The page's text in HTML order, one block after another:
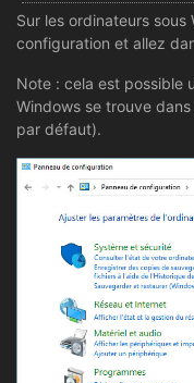
Sur les ordinateurs
configuration et allez
Note : cela est possible
Windows se trouve
par défaut).